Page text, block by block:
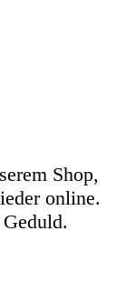
Shop,
online.